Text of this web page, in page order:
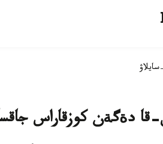
دةگةن كوزقاراس